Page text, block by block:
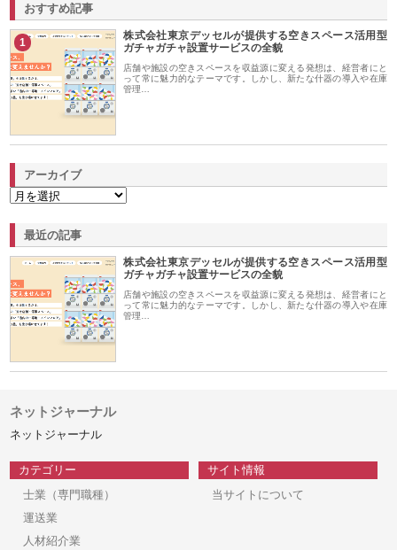
おすすめ記事
1
株式会社東京デッセルが提供する空きスペース活用型
ガチャガチャ設置サービスの全貌
店舗や施設の空きスペースを収益源に変える発想は、経営者にと
って常に魅力的なテーマです。しかし、新たな什器の導入や在庫
管理…
アーカイブ
最近の記事
株式会社東京デッセルが提供する空きスペース活用型
ガチャガチャ設置サービスの全貌
店舗や施設の空きスペースを収益源に変える発想は、経営者にと
って常に魅力的なテーマです。しかし、新たな什器の導入や在庫
管理…
ネットジャーナル
ネットジャーナル
カテゴリー
士業（専門職種）
運送業
人材紹介業
サイト情報
当サイトについて